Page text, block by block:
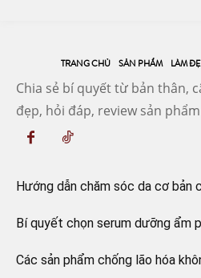
TRANG CHỦ SẢN PHẨM LÀM
Chia sẻ bí quyết từ bản thân,
đẹp, hỏi đáp, review sản
Hướng dẫn chăm sóc da cơ bản
Bí quyết chọn serum dưỡng ẩm
Các sản phẩm chống lão hóa